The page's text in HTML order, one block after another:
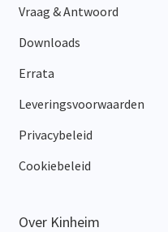
Vraag & Antwoord
Downloads
Errata
Leveringsvoorwaarden
Privacybeleid
Cookiebeleid
Over Kinheim